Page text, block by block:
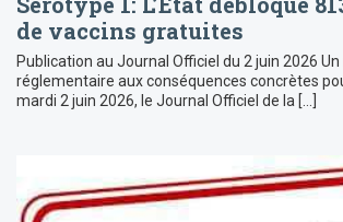
de vaccins gratuites
Publication au Journal Officiel du 2 juin 2026
réglementaire aux conséquences concrètes
mardi 2 juin 2026, le Journal Officiel de la […]